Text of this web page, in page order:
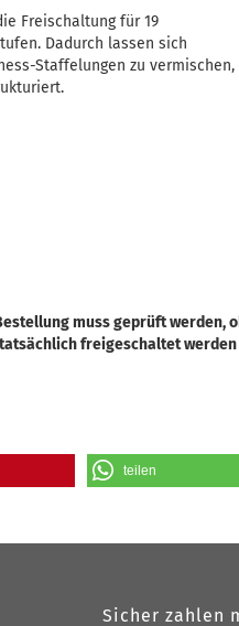
Freischaltung für 19
Dadurch lassen sich
Staffelungen zu vermischen,
muss geprüft werden,
freigeschaltet werden
teilen
Sicher zahlen